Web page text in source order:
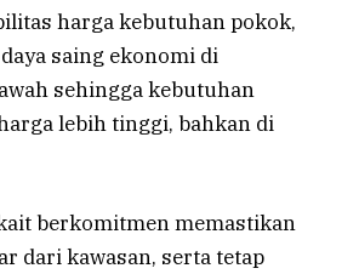
harga kebutuhan pokok,
saing ekonomi di
sehingga kebutuhan
lebih tinggi, bahkan di
berkomitmen memastikan
dari kawasan, serta tetap